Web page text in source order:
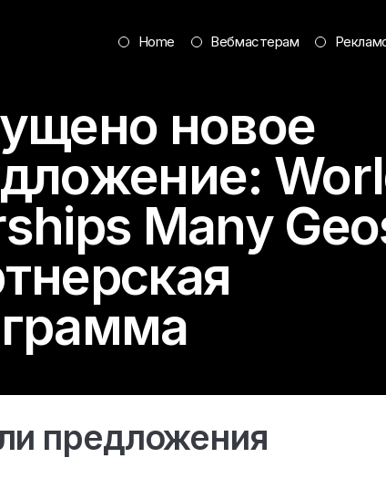
Home Вебмастерам
новое
Many
предложения